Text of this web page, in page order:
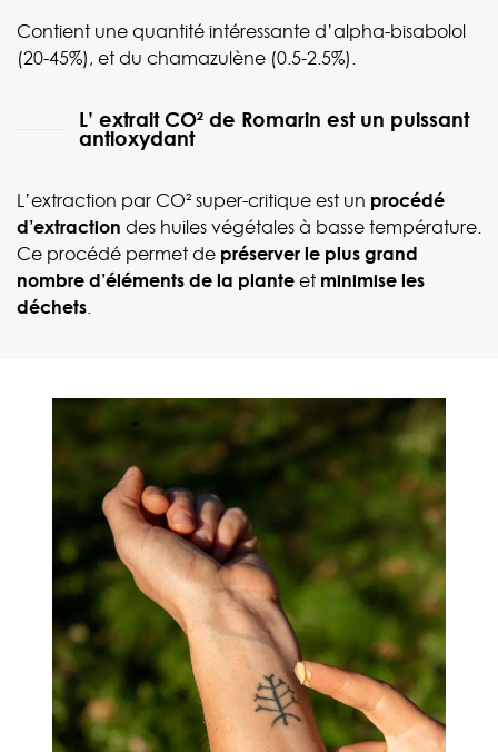
Contient une quantité intéressante d’alpha-bisabolol
(20-45%), et du chamazulène (0.5-2.5%).
L’ extrait CO² de Romarin est un puissant
antioxydant
L’extraction par CO² super-critique est un procédé
d’extraction des huiles végétales à basse température.
Ce procédé permet de préserver le plus grand
nombre d’éléments de la planteet minimise les
déchets.